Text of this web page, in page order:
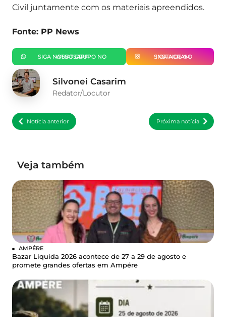
Civil juntamente com os materiais apreendidos.
Fonte: PP News
SIGA NOSSO GRUPO NO WHATSAPP SIGA-NOS NO INSTAGRAM
Silvonei Casarim
Redator/Locutor
Notícia anterior Próxima notícia
Veja também
AMPÉRE
Bazar Liquida 2026 acontece de 27 a 29 de agosto e
promete grandes ofertas em Ampére